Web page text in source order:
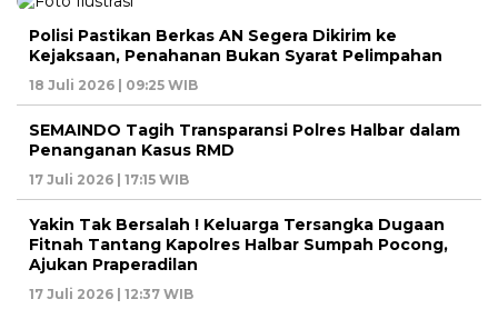
Polisi Pastikan Berkas AN Segera Dikirim ke
Kejaksaan, Penahanan Bukan Syarat Pelimpahan
18 Juli 2026 | 09:25 WIB
SEMAINDO Tagih Transparansi Polres Halbar dalam
Penanganan Kasus RMD
17 Juli 2026 | 17:15 WIB
Yakin Tak Bersalah ! Keluarga Tersangka Dugaan
Fitnah Tantang Kapolres Halbar Sumpah Pocong,
Ajukan Praperadilan
17 Juli 2026 | 12:37 WIB